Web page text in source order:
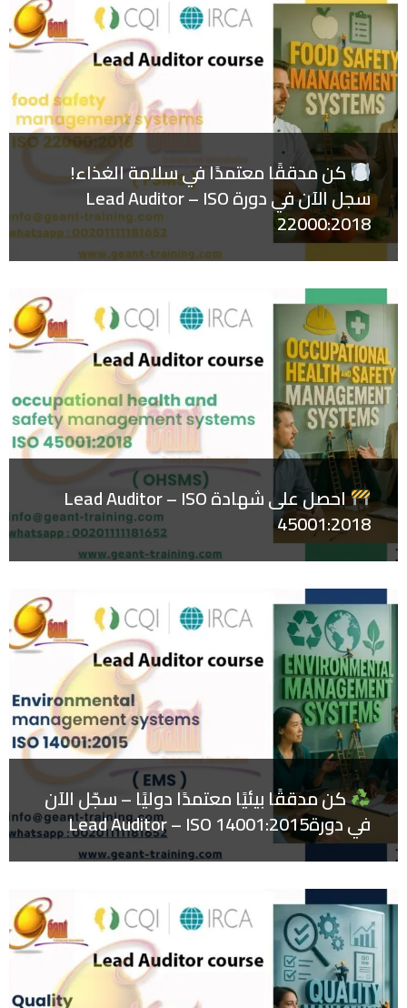
كن مدققًا معتمدًا في سلامة الغذاء!
سجل الآن في دورة Lead Auditor – ISO
22000:2018
احصل على شهادة Lead Auditor – ISO
45001:2018
كن مدققًا بيئيًا معتمدًا دوليًا – سجّل الآن
في دورةLead Auditor – ISO 14001:2015